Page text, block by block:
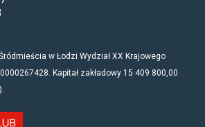
w Łodzi Wydział XX Krajowego
Kapitał zakładowy 15 409 800,00